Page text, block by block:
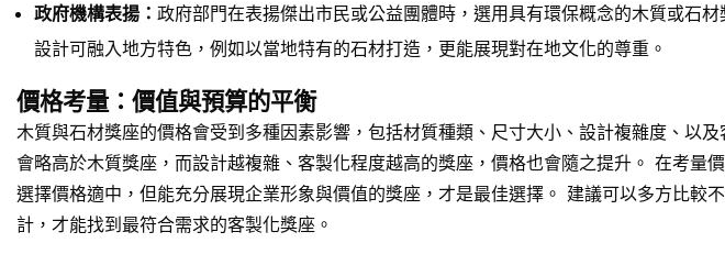
政府機構表揚： 政府部門在表揚傑出市民或公益團體時，選用具有環保概念的木質或石
設計可融入地方特色，例如以當地特有的石材打造，更能展現對在地文化的尊重。
價格考量：價值與預算的平衡
木質與石材獎座的價格會受到多種因素影響，包括材質種類、尺寸大小、設計複雜度、以
會略高於木質獎座，而設計越複雜、客製化程度越高的獎座，價格也會隨之提升。 在考量
選擇價格適中，但能充分展現企業形象與價值的獎座，才是最佳選擇。 建議可以多方比較
計，才能找到最符合需求的客製化獎座。